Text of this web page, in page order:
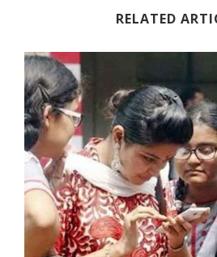
RELATED